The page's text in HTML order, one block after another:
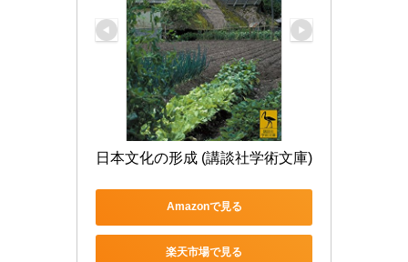
日本文化の形成 (講談社学術文庫)
Amazonで見る
楽天市場で見る